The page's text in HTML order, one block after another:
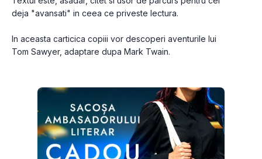
deja "avansati" in ceea ce priveste lectura.
In aceasta carticica copiii vor descoperi aventurile lui
Tom Sawyer, adaptare dupa Mark Twain.